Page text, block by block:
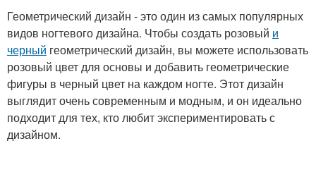
Геометрический дизайн - это один из самых популярных
видов ногтевого дизайна. Чтобы создать розовый и
черный геометрический дизайн, вы можете использовать
розовый цвет для основы и добавить геометрические
фигуры в черный цвет на каждом ногте. Этот дизайн
выглядит очень современным и модным, и он идеально
подходит для тех, кто любит экспериментировать с
дизайном.